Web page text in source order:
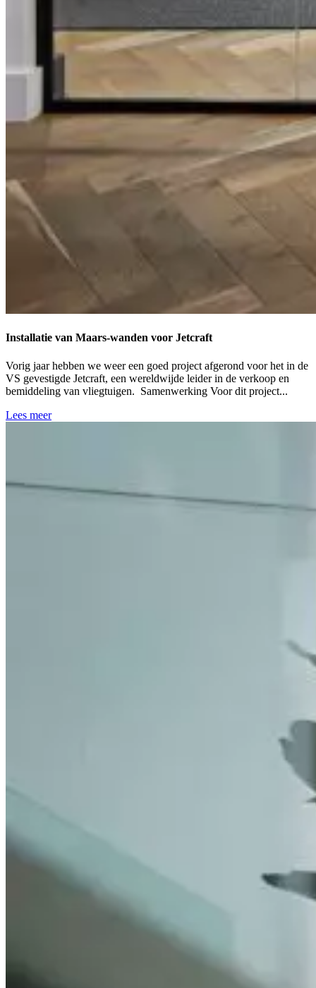
Installatie van Maars-wanden voor Jetcraft
Vorig jaar hebben we weer een goed project afgerond voor het in de
VS gevestigde Jetcraft, een wereldwijde leider in de verkoop en
bemiddeling van vliegtuigen. Samenwerking Voor dit project...
Lees meer